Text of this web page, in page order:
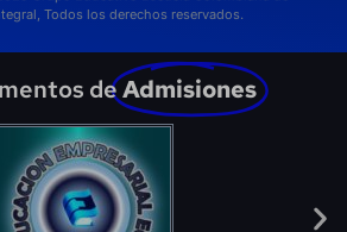
Todos los derechos reservados.
deAdmisiones